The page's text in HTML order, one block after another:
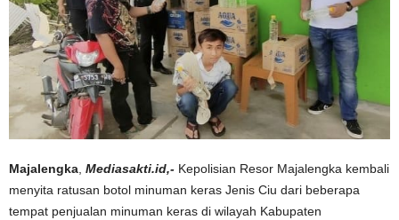
Majalengka, Mediasakti.id,- Kepolisian Resor Majalengka kembali
menyita ratusan botol minuman keras Jenis Ciu dari beberapa
tempat penjualan minuman keras di wilayah Kabupaten